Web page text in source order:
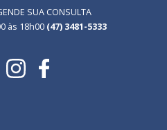
SUA CONSULTA
às 18h00 (47) 3481-5333